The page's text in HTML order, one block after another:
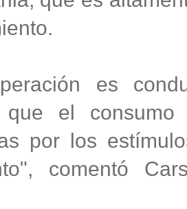
es
que el
por los
comentó